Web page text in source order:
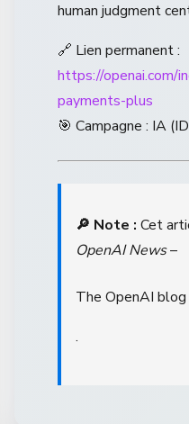
human judgment
🔗 Lien permanent :
https://openai.com/
payments-plus
🎯 Campagne : IA
🔎 Note : Cet
OpenAI News–
The OpenAI blog
.